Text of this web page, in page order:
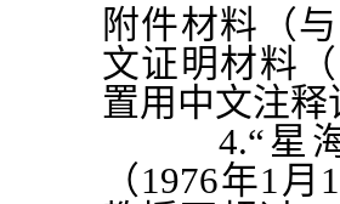
附件材料（
文证明材料
置用中文注
4.“星
（1976年1